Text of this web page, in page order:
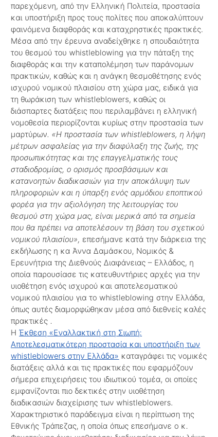
παρεχόμενη, από την Ελληνική Πολιτεία, προστασία
και υποστήριξη προς τους πολίτες που αποκαλύπτουν
φαινόμενα διαφθοράς και καταχρηστικές πρακτικές.
Μέσα από την έρευνα αναδείχθηκε η σπουδαιότητα
του θεσμού του whistleblowing για την πάταξη της
διαφθοράς και την καταπολέμηση των παράνομων
πρακτικών, καθώς και η ανάγκη θεσμοθέτησης ενός
ισχυρού νομικού πλαισίου στη χώρα μας, ειδικά για
τη θωράκιση των whistleblowers, καθώς οι
διάσπαρτες διατάξεις που περιλαμβάνει η ελληνική
νομοθεσία περιορίζονται κυρίως στην προστασία των
μαρτύρων. «Η προστασία των whistleblowers, η λήψη
μέτρων ασφαλείας για την διαφύλαξη της ζωής, της
προσωπικότητας και της επαγγελματικής τους
σταδιοδρομίας, ο ορισμός προσβάσιμων και
κατανοητών διαδικασιών για την αποκάλυψη των
πληροφοριών και η ύπαρξη ενός αρμόδιου εποπτικού
φορέα για την αξιολόγηση της λειτουργίας του
θεσμού στη χώρα μας, είναι μερικά από τα σημεία
που θα πρέπει να αποτελέσουν τη βάση του σχετικού
νομικού πλαισίου», επεσήμανε κατά την διάρκεια της
εκδήλωσης η κα Άννα Δαμάσκου, Νομικός &
Ερευνήτρια της Διεθνούς Διαφάνειας – Ελλάδος, η
οποία παρουσίασε τις κατευθυντήριες αρχές για την
υιοθέτηση ενός ισχυρού και αποτελεσματικού
νομικού πλαισίου για το whistleblowing στην Ελλάδα,
όπως αυτές διαμορφώθηκαν μέσα από διεθνείς καλές
πρακτικές .
ΗΈκθεση «Εναλλακτική στη Σιωπή:
Αποτελεσματικότερη προστασία και υποστήριξη των
whistleblowers στην Ελλάδα» καταγράφει τις νομικές
διατάξεις αλλά και τις πρακτικές που εφαρμόζουν
σήμερα επιχειρήσεις του ιδιωτικού τομέα, οι οποίες
εμφανίζονται πιο δεκτικές στην υιοθέτηση
διαδικασιών διαχείρισης των whistleblowers.
Χαρακτηριστικό παράδειγμα είναι η περίπτωση της
Εθνικής Τράπεζας, η οποία όπως επεσήμανε ο κ.